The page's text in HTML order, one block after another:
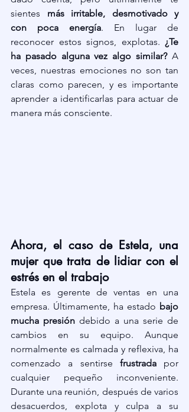
sientes más irritable, desmotivado y
con poca energía. En lugar de
reconocer estos signos, explotas. ¿Te
ha pasado alguna vez algo similar? A
veces, nuestras emociones no son tan
claras como parecen, y es importante
aprender a identificarlas para actuar de
manera más consciente.
Ahora, el caso de Estela, una
mujer que trata de lidiar con el
estrés en el trabajo
Estela es gerente de ventas en una
empresa. Últimamente, ha estado bajo
mucha presión debido a una serie de
cambios en su equipo. Aunque
normalmente es calmada y reflexiva, ha
comenzado a sentirse frustrada por
cualquier pequeño inconveniente.
Durante una reunión, después de varios
desacuerdos, explota y culpa a su